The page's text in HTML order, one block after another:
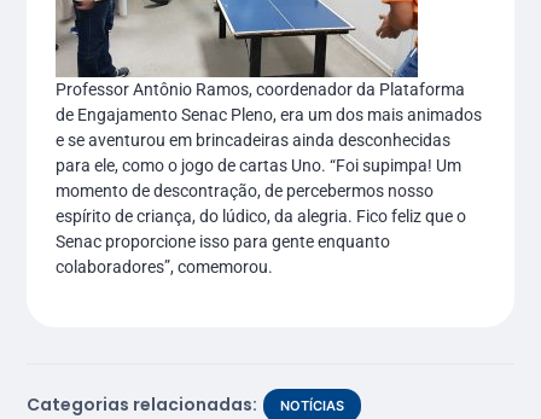
Professor Antônio Ramos, coordenador da Plataforma
de Engajamento Senac Pleno, era um dos mais animados
e se aventurou em brincadeiras ainda desconhecidas
para ele, como o jogo de cartas Uno. “Foi supimpa! Um
momento de descontração, de percebermos nosso
espírito de criança, do lúdico, da alegria. Fico feliz que o
Senac proporcione isso para gente enquanto
colaboradores”, comemorou.
Categorias relacionadas: NOTÍCIAS